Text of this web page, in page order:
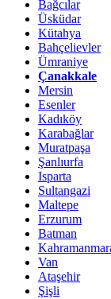
Bağcılar
Üsküdar
Kütahya
Bahçelievler
Ümraniye
Çanakkale
Mersin
Esenler
Kadıköy
Karabağlar
Muratpaşa
Şanlıurfa
Isparta
Sultangazi
Maltepe
Erzurum
Batman
Van
Ataşehir
Şişli